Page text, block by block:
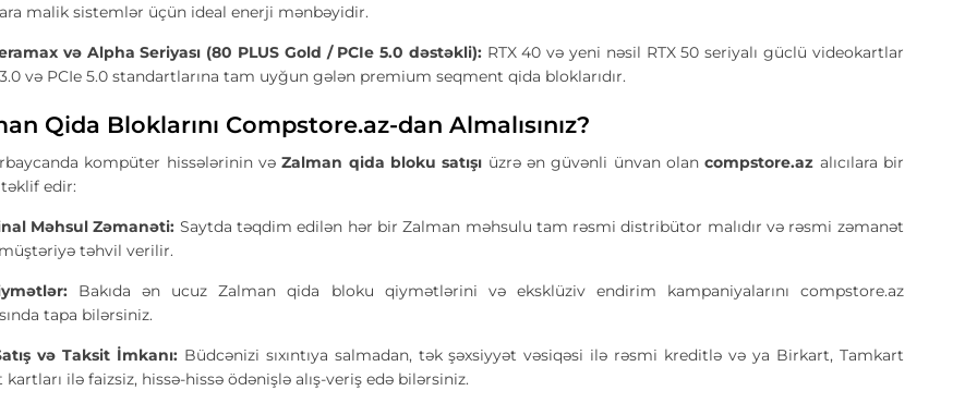
malik sistemlər üçün ideal enerji mənbəyidir.
və Alpha Seriyası (80 PLUS Gold / PCIe 5.0 dəstəkli): RTX 40 və yeni nəsil RTX 50 seriyalı güclü videokartlar
və PCIe 5.0 standartlarına tam uyğun gələn premium seqment qida bloklarıdır.
Qida Bloklarını Compstore.az-dan Almalısınız?
kompüter hissələrinin vəZalman qida bloku satışı üzrə ən güvənli ünvan olancompstore.az alıcılara bir
edir:
Məhsul Zəmanəti: Saytda təqdim edilən hər bir Zalman məhsulu tam rəsmi distribütor malıdır və rəsmi zəmanət
təhvil verilir.
Bakıda ən ucuz Zalman qida bloku qiymətlərini və eksklüziv endirim kampaniyalarını compstore.az
tapa bilərsiniz.
və Taksit İmkanı: Büdcənizi sıxıntıya salmadan, tək şəxsiyyət vəsiqəsi ilə rəsmi kreditlə və ya Birkart, Tamkart
ilə faizsiz, hissə-hissə ödənişlə alış-veriş edə bilərsiniz.